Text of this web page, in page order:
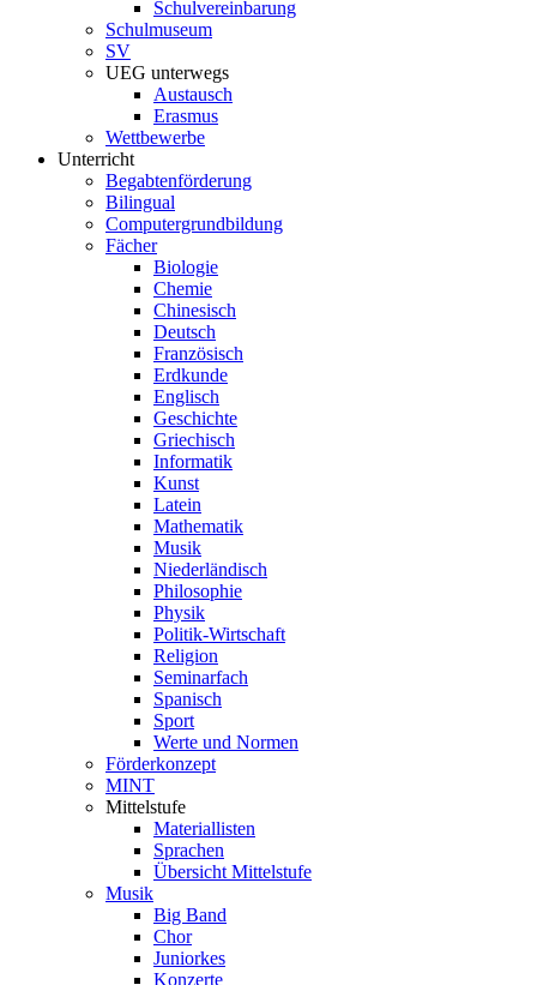
Schulvereinbarung
Schulmuseum
SV
UEG unterwegs
Austausch
Erasmus
Wettbewerbe
Unterricht
Begabtenförderung
Bilingual
Computergrundbildung
Fächer
Biologie
Chemie
Chinesisch
Deutsch
Französisch
Erdkunde
Englisch
Geschichte
Griechisch
Informatik
Kunst
Latein
Mathematik
Musik
Niederländisch
Philosophie
Physik
Politik-Wirtschaft
Religion
Seminarfach
Spanisch
Sport
Werte und Normen
Förderkonzept
MINT
Mittelstufe
Materiallisten
Sprachen
Übersicht Mittelstufe
Musik
Big Band
Chor
Juniorkes
Konzerte